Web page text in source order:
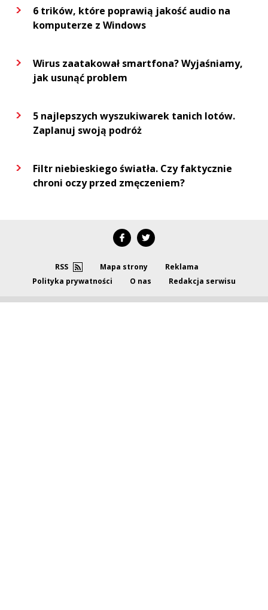
6 trików, które poprawią jakość audio na
komputerze z Windows
Wirus zaatakował smartfona? Wyjaśniamy,
jak usunąć problem
5 najlepszych wyszukiwarek tanich lotów.
Zaplanuj swoją podróż
Filtr niebieskiego światła. Czy faktycznie
chroni oczy przed zmęczeniem?
RSS Mapa strony
Reklama
Polityka prywatności
O nas Redakcja serwisu